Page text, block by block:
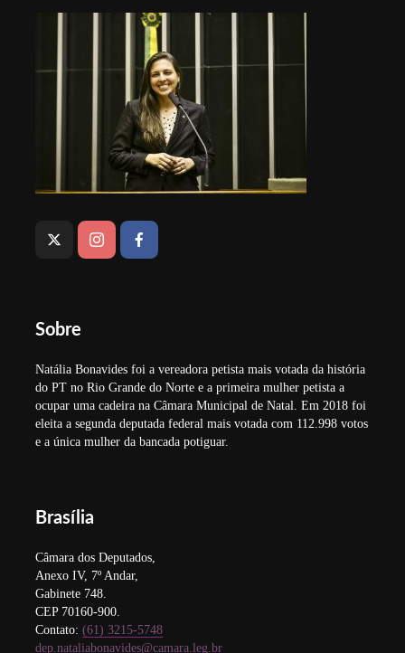
Sobre
Natália Bonavides foi a vereadora petista mais votada da história
do PT no Rio Grande do Norte e a primeira mulher petista a
ocupar uma cadeira na Câmara Municipal de Natal. Em 2018 foi
eleita a segunda deputada federal mais votada com 112.998 votos
e a única mulher da bancada potiguar.
Brasília
Câmara dos Deputados,
Anexo IV, 7º Andar,
Gabinete 748.
CEP 70160-900.
Contato: (61) 3215-5748
dep.nataliabonavides@camara.leg.br